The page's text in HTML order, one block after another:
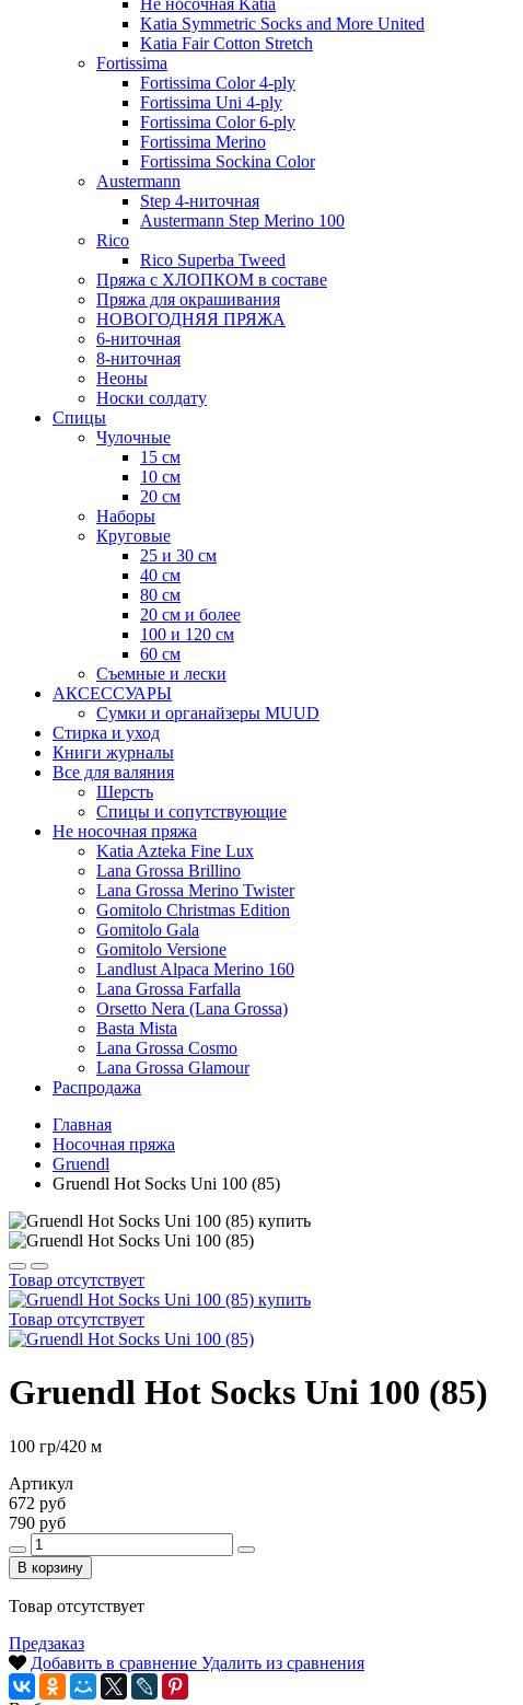
Не носочная Katia
Katia Symmetric Socks and More United
Katia Fair Cotton Stretch
Fortissima
Fortissima Color 4-ply
Fortissima Uni 4-ply
Fortissima Color 6-ply
Fortissima Merino
Fortissima Sockina Color
Austermann
Step 4-ниточная
Austermann Step Merino 100
Rico
Rico Superba Tweed
Пряжа с ХЛОПКОМ в составе
Пряжа для окрашивания
НОВОГОДНЯЯ ПРЯЖА
6-ниточная
8-ниточная
Неоны
Носки солдату
Спицы
Чулочные
15 см
10 см
20 см
Наборы
Круговые
25 и 30 см
40 см
80 см
20 см и более
100 и 120 см
60 см
Съемные и лески
АКСЕССУАРЫ
Сумки и органайзеры MUUD
Стирка и уход
Книги журналы
Все для валяния
Шерсть
Спицы и сопутствующие
Не носочная пряжа
Katia Azteka Fine Lux
Lana Grossa Brillino
Lana Grossa Merino Twister
Gomitolo Christmas Edition
Gomitolo Gala
Gomitolo Versione
Landlust Alpaca Merino 160
Lana Grossa Farfalla
Orsetto Nera (Lana Grossa)
Basta Mista
Lana Grossa Cosmo
Lana Grossa Glamour
Распродажа
Главная
Носочная пряжа
Gruendl
Gruendl Hot Socks Uni 100 (85)
Товар отсутствует
Товар отсутствует
Gruendl Hot Socks Uni 100 (85)
100 гр/420 м
Артикул
672 руб
790 руб
В корзину
Товар отсутствует
Предзаказ
Добавить в сравнение Удалить из сравнения